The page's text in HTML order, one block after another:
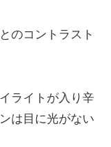
のコントラスト
ライトが入り辛
は目に光がない